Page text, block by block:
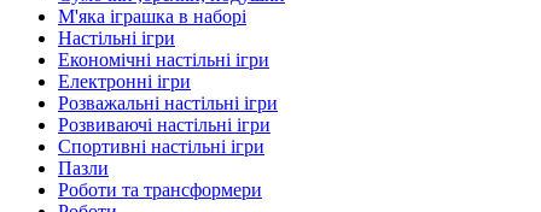
М'яка іграшка в наборі
Настільні ігри
Економічні настільні ігри
Електронні ігри
Розважальні настільні ігри
Розвиваючі настільні ігри
Спортивні настільні ігри
Пазли
Роботи та трансформери